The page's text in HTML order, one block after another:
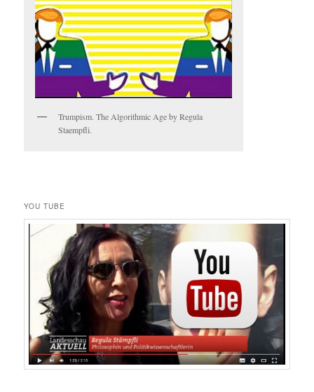
Trumpism. The Algorithmic Age by Regula
Staempfli.
YOU TUBE